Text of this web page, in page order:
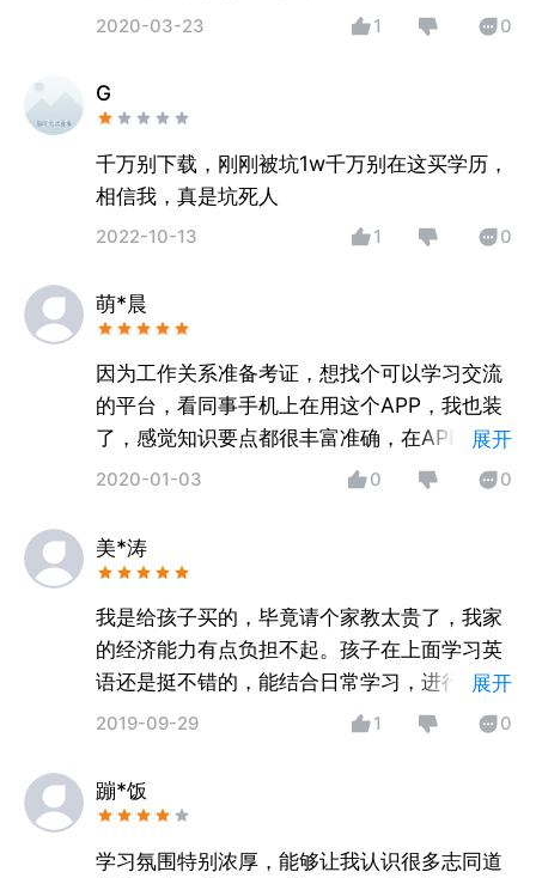
2020-03-23 1 0
G
千万别下载，刚刚被坑1w千万别在这买学历，
相信我，真是坑死人
2022-10-13 1 0
萌*晨
因为工作关系准备考证，想找个可以学习交流
的平台，看同事手机上在用这个APP，我也装
了，感觉知识要点都很丰富准确，在APP上可
以跟很多同学进行交流学习，也可以看看攻略
地铁的无聊时间都可以用来学习知识用，太赞
了。
展开
2020-01-03 0 0
美*涛
我是给孩子买的，毕竟请个家教太贵了，我家
的经济能力有点负担不起。孩子在上面学习英
语还是挺不错的，能结合日常学习，进行有针
对性的知识点巩固。用了一段时间，孩子说觉
绩确实有所提升。真是太惠民了。
展开
2019-09-29 1 0
蹦*饭
学习氛围特别浓厚，能够让我认识很多志同道